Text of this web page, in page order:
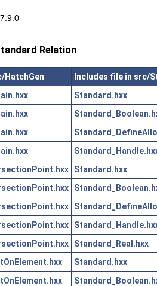
7.9.0
Relation
HatchGen
Includes file in src/
Standard.hxx
Standard.hxx
Standard_Real.hxx
Standard.hxx